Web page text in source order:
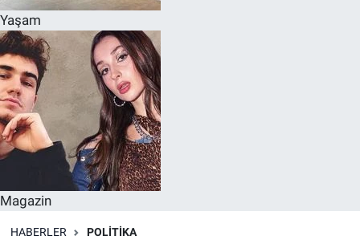
Yaşam
Magazin
HABERLER POLITIKA